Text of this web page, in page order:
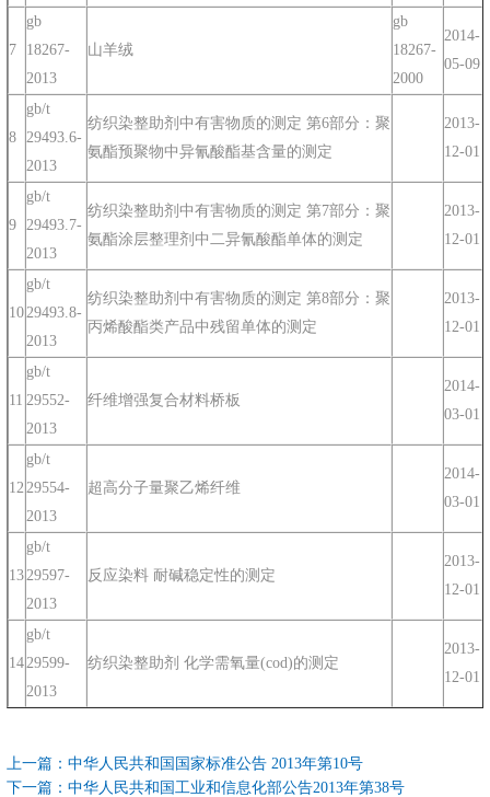
7
gb
18267-
2013
山羊绒
gb
18267-
2000
2014-
05-09
8
gb/t
29493.6-
2013
纺织染整助剂中有害物质的测定 第6部分：聚
氨酯预聚物中异氰酸酯基含量的测定
2013-
12-01
9
gb/t
29493.7-
2013
纺织染整助剂中有害物质的测定 第7部分：聚
氨酯涂层整理剂中二异氰酸酯单体的测定
2013-
12-01
10
gb/t
29493.8-
2013
纺织染整助剂中有害物质的测定 第8部分：聚
丙烯酸酯类产品中残留单体的测定
2013-
12-01
11
gb/t
29552-
2013
纤维增强复合材料桥板
2014-
03-01
12
gb/t
29554-
2013
超高分子量聚乙烯纤维
2014-
03-01
13
gb/t
29597-
2013
反应染料 耐碱稳定性的测定
2013-
12-01
14
gb/t
29599-
2013
纺织染整助剂 化学需氧量(cod)的测定
2013-
12-01
上一篇： 中华人民共和国国家标准公告 2013年第10号
下一篇： 中华人民共和国工业和信息化部公告2013年第38号